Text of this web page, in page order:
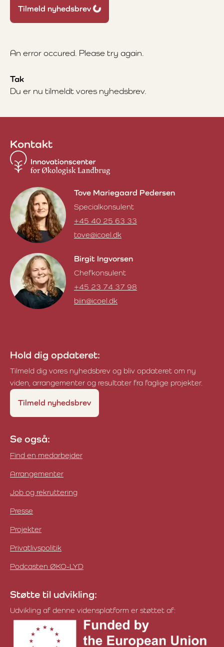
Tilmeld nyhedsbrev
Loading...
An error occured. Please try again.
Tak
Du er nu tilmeldt vores nyhedsbrev.
Kontakt
Tove Mariegaard Pedersen
Specialkonsulent
+45 40 25 63 33
tove@icoel.dk
Birgit Ingvorsen
Chefkonsulent
+45 23 74 37 98
biin@icoel.dk
Hold dig opdateret:
Tilmeld dig vores nyhedsbrev og bliv opdateret om ny
viden, arrangementer og resultater fra faglige projekter.
Tilmeld nyhedsbrev
Se også:
Find en medarbejder
Arrangementer
Job og rekruttering
Presse
Projekter
Privatlivspolitik
Podcasten ØKO-LYD
Støtte til udvikling:
Udvikling af denne vidensplatform er støttet af: